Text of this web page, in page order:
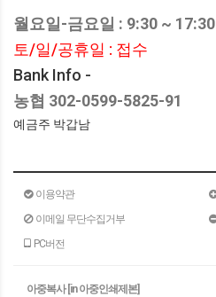
월요일-금요일 : 9:30 ~ 17:30
토/일/공휴일 : 접수
Bank Info -
농협 302-0599-5825-91
예금주 박갑남
이용약관
이메일 무단수집거부
PC버전
아중복사 [in 아중인쇄제본]